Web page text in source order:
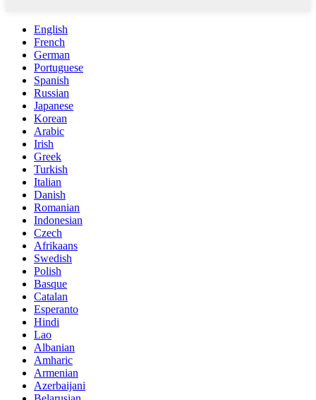
English
French
German
Portuguese
Spanish
Russian
Japanese
Korean
Arabic
Irish
Greek
Turkish
Italian
Danish
Romanian
Indonesian
Czech
Afrikaans
Swedish
Polish
Basque
Catalan
Esperanto
Hindi
Lao
Albanian
Amharic
Armenian
Azerbaijani